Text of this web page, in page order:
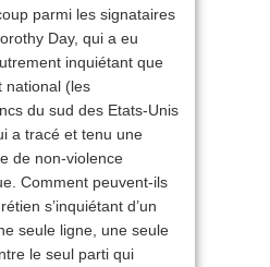
parmi les signataires
Day, qui a eu
inquiétant que
national (les
du sud des Etats-Unis
a tracé et tenu une
de non-violence
Comment peuvent-ils
s’inquiétant d’un
seule ligne, une seule
le seul parti qui